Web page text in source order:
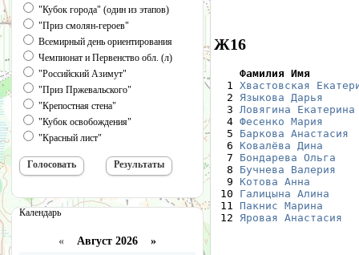
"Кубок города" (один из этапов)
"Приз смолян-героев"
Всемирный день ориентирования
Чемпионат и Первенство обл. (л)
"Российский Азимут"
"Приз Пржевальского"
"Крепостная стена"
"Кубок освобождения"
"Красный лист"
Календарь
« Август 2026 »
Ж16
Фамилия Имя
1 Хвастовская
  2
Языкова Дарья
  3
Ловягина Екатерина
  4
Фесенко Мария
  5
Баркова Анастасия
  6
Ковалёва Дина
  7
Бондарева Ольга
  8
Бучнева Валерия
  9
Котова Анна
10 Галицына Алина
11 Пакнис Марина
12 Яровая Анастасия